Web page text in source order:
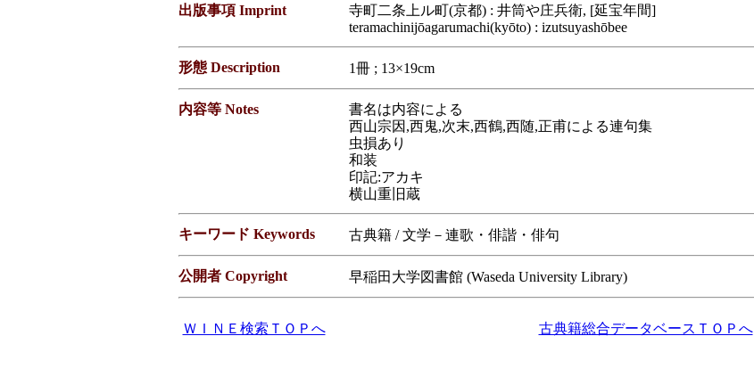
出版事項 Imprint
寺町二条上ル町(京都) : 井筒や庄兵衛, [延宝年間]
teramachinijōagarumachi(kyōto) : izutsuyashōbee
形態 Description 1冊 ; 13×19cm
内容等 Notes
書名は内容による
西山宗因,西鬼,次末,西鶴,西随,正甫による連句集
虫損あり
和装
印記:アカキ
横山重旧蔵
キーワード Keywords 古典籍 / 文学－連歌・俳諧・俳句
公開者 Copyright 早稲田大学図書館 (Waseda University Library)
ＷＩＮＥ検索ＴＯＰへ 古典籍総合データベースＴＯＰへ